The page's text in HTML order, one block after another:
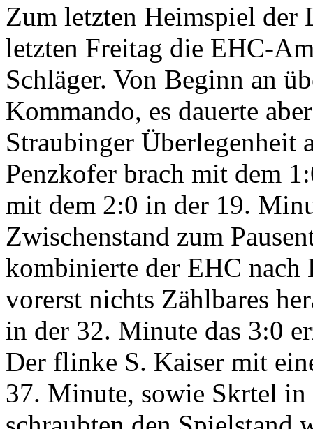
Zum letzten Heimspiel der
letzten Freitag die EHC-
Schläger. Von Beginn an
Kommando, es dauerte
Straubinger Überlegenheit
Penzkofer brach mit dem
mit dem 2:0 in der 19.
Zwischenstand zum
kombinierte der EHC nach
vorerst nichts Zählbares
in der 32. Minute das 3:0
Der flinke S. Kaiser mit
37. Minute, sowie Skrtel